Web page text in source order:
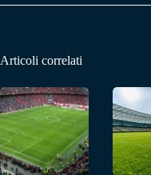
Articoli correlati